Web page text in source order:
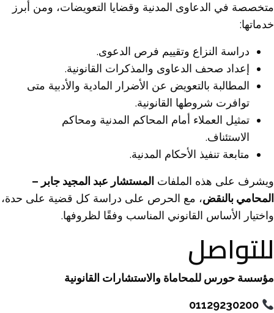
متخصصة في الدعاوى المدنية وقضايا التعويضات، ومن أبرز
خدماتها:
دراسة النزاع وتقييم فرص الدعوى.
إعداد صحف الدعاوى والمذكرات القانونية.
المطالبة بالتعويض عن الأضرار المادية والأدبية متى
توافرت شروطها القانونية.
تمثيل العملاء أمام المحاكم المدنية ومحاكم
الاستئناف.
متابعة تنفيذ الأحكام المدنية.
ويشرف على هذه الملفات المستشار عبد المجيد جابر –
المحامي بالنقض، مع الحرص على دراسة كل قضية على حدة،
واختيار الأساس القانوني المناسب وفقًا لظروفها.
للتواصل
مؤسسة حورس للمحاماة والاستشارات القانونية
01129230200